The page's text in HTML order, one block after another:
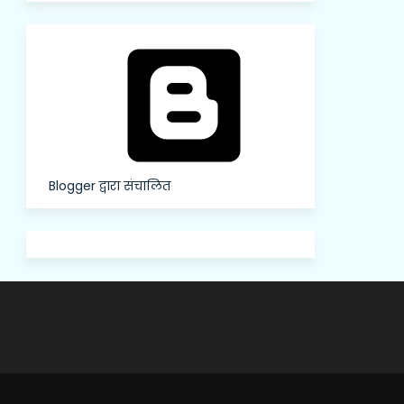
Blogger द्वारा संचालित